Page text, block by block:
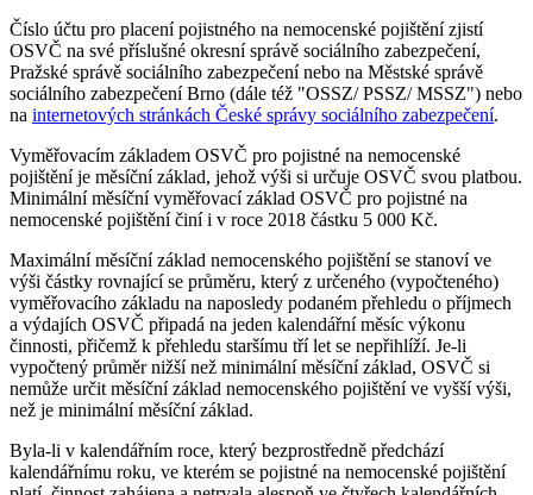
Číslo účtu pro placení pojistného na nemocenské pojištění zjistí
OSVČ na své příslušné okresní správě sociálního zabezpečení,
Pražské správě sociálního zabezpečení nebo na Městské správě
sociálního zabezpečení Brno (dále též "OSSZ/ PSSZ/ MSSZ") nebo
na internetových stránkách České správy sociálního zabezpečení.
Vyměřovacím základem OSVČ pro pojistné na nemocenské
pojištění je měsíční základ, jehož výši si určuje OSVČ svou platbou.
Minimální měsíční vyměřovací základ OSVČ pro pojistné na
nemocenské pojištění činí i v roce 2018 částku 5 000 Kč.
Maximální měsíční základ nemocenského pojištění se stanoví ve
výši částky rovnající se průměru, který z určeného (vypočteného)
vyměřovacího základu na naposledy podaném přehledu o příjmech
a výdajích OSVČ připadá na jeden kalendářní měsíc výkonu
činnosti, přičemž k přehledu staršímu tří let se nepřihlíží. Je-li
vypočtený průměr nižší než minimální měsíční základ, OSVČ si
nemůže určit měsíční základ nemocenského pojištění ve vyšší výši,
než je minimální měsíční základ.
Byla-li v kalendářním roce, který bezprostředně předchází
kalendářnímu roku, ve kterém se pojistné na nemocenské pojištění